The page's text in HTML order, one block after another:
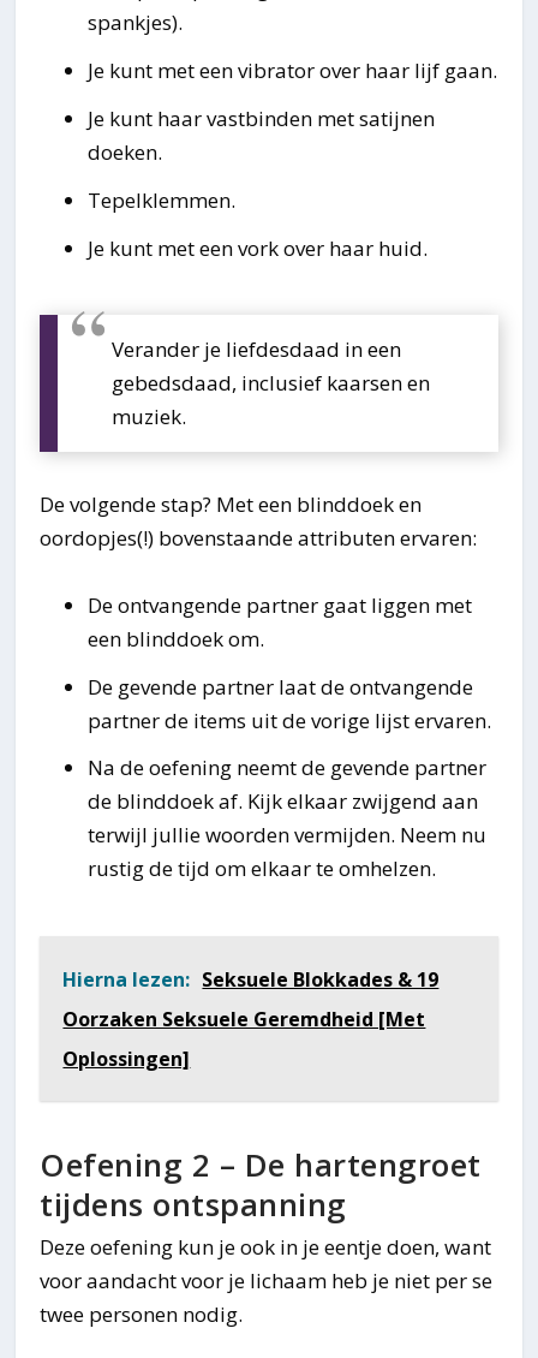
spankjes).
Je kunt met een vibrator over haar lijf gaan.
Je kunt haar vastbinden met satijnen
doeken.
Tepelklemmen.
Je kunt met een vork over haar huid.
Verander je liefdesdaad in een
gebedsdaad, inclusief kaarsen en
muziek.
De volgende stap? Met een blinddoek en
oordopjes(!) bovenstaande attributen ervaren:
De ontvangende partner gaat liggen met
een blinddoek om.
De gevende partner laat de ontvangende
partner de items uit de vorige lijst ervaren.
Na de oefening neemt de gevende partner
de blinddoek af. Kijk elkaar zwijgend aan
terwijl jullie woorden vermijden. Neem nu
rustig de tijd om elkaar te omhelzen.
Hierna lezen: Seksuele Blokkades & 19
Oorzaken Seksuele Geremdheid [Met
Oplossingen]
Oefening 2 – De hartengroet
tijdens ontspanning
Deze oefening kun je ook in je eentje doen, want
voor aandacht voor je lichaam heb je niet per se
twee personen nodig.